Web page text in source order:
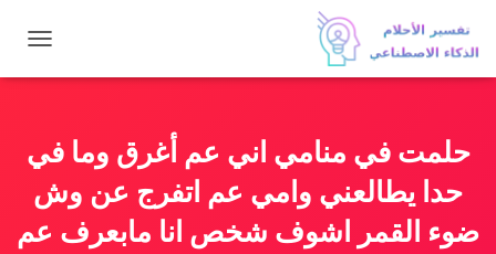
ب
ا
ت
ق
حلمت في منامي اني عم أغرق وما في
حدا يطالعني وامي عم اتفرج عن وش
ضوء القمر اشوف شخص انا مابعرف عم